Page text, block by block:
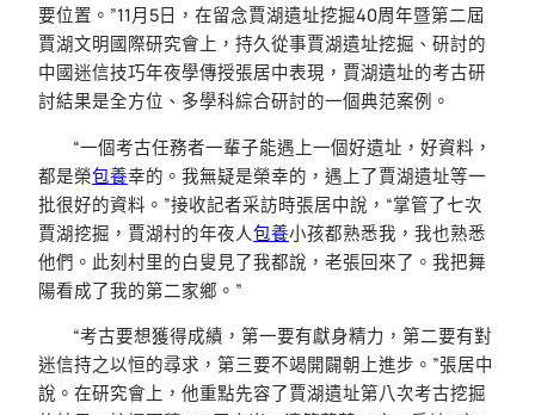
要位置。”11月5日，在留念賈湖遺址挖掘40周年暨第二屆
賈湖文明國際研究會上，持久從事賈湖遺址挖掘、研討的
中國迷信技巧年夜學傳授張居中表現，賈湖遺址的考古研
討結果是全方位、多學科綜合研討的一個典范案例。
“一個考古任務者一輩子能遇上一個好遺址，好資料，
都是榮包養幸的。我無疑是榮幸的，遇上了賈湖遺址等一
批很好的資料。”接收記者采訪時張居中說，“掌管了七次
賈湖挖掘，賈湖村的年夜人包養小孩都熟悉我，我也熟悉
他們。此刻村里的白叟見了我都說，老張回來了。我把舞
陽看成了我的第二家鄉。”
“考古要想獲得成績，第一要有獻身精力，第二要有對
迷信持之以恒的尋求，第三要不竭開闢朝上進步。”張居中
說。在研究會上，他重點先容了賈湖遺址第八次考古挖掘